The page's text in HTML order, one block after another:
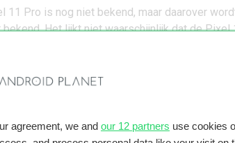
agreement, we and our 12 partners use cookies
11 Pro is nog niet bekend, maar daarover
bekend. Het lijkt niet waarschijnlijk dat de
oftewel 1099 euro. Stijgende
voor smartphones, helemaal in
we dus waarschijnlijk in augustus
Uiteraard houden we je op de hoogte